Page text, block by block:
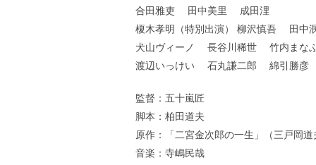
合田雅吏 田中美里 成田浬
榎木孝明（特別出演） 柳沢慎吾 田中
犬山ヴィーノ 長谷川稀世 竹内まな
渡辺いっけい 石丸謙二郎 綿引勝彦
監督：五十嵐匠
脚本：柏田道夫
原作：「二宮金次郎の一生」（三戸岡
音楽：寺嶋民哉